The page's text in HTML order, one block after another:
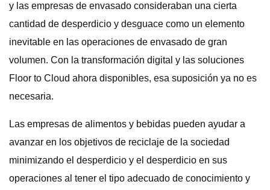
y las empresas de envasado consideraban una cierta
cantidad de desperdicio y desguace como un elemento
inevitable en las operaciones de envasado de gran
volumen. Con la transformación digital y las soluciones
Floor to Cloud ahora disponibles, esa suposición ya no es
necesaria.
Las empresas de alimentos y bebidas pueden ayudar a
avanzar en los objetivos de reciclaje de la sociedad
minimizando el desperdicio y el desperdicio en sus
operaciones al tener el tipo adecuado de conocimiento y